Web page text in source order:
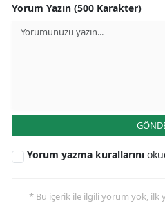
Yorum Yazın (500 Karakter)
Yorum yazma kurallarını
* Bu içerik ile ilgili yorum yok, ilk